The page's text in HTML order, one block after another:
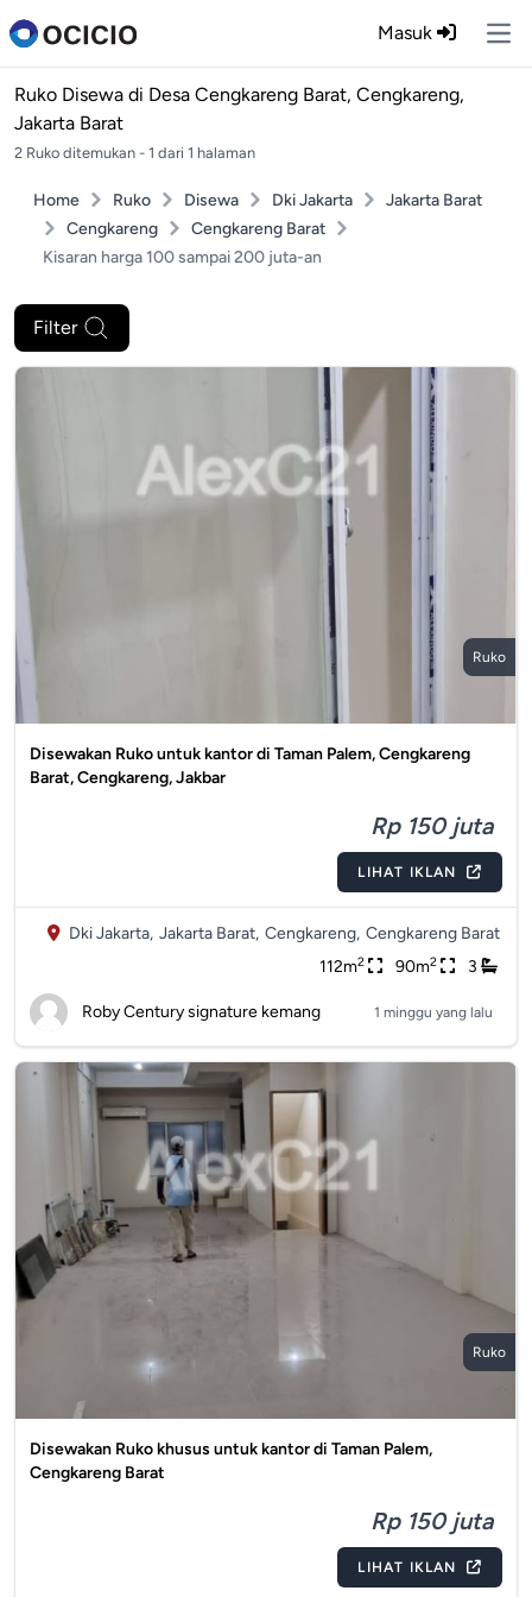
Masuk
Ruko Disewa di Desa Cengkareng Barat, Cengkareng,
Jakarta Barat
2 Ruko ditemukan - 1 dari 1 halaman
Home Ruko Disewa Dki Jakarta
Jakarta Barat
Cengkareng
Cengkareng Barat
Kisaran harga 100 sampai 200 juta-an
Filter
Ruko
Disewakan Ruko untuk kantor di Taman Palem, Cengkareng
Barat, Cengkareng, Jakbar
Rp 150 juta
LIHAT IKLAN
Dki Jakarta, Jakarta Barat, Cengkareng, Cengkareng Barat
112m2 90m2 3
Roby Century signature kemang 1 minggu yang lalu
Ruko
Disewakan Ruko khusus untuk kantor di Taman Palem,
Cengkareng Barat
Rp 150 juta
LIHAT IKLAN